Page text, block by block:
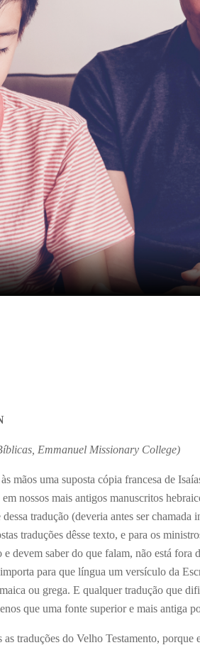
Emmanuel Missionary College)
mãos uma suposta cópia francesa de
nossos mais antigos manuscritos
tradução (deveria antes ser chamada
traduções dêsse texto, e para os
devem saber do que falam, não está fora
para que língua um versículo da
ou grega. E qualquer tradução que
que uma fonte superior e mais antiga
traduções do Velho Testamento,